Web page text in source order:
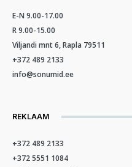
E-N 9.00-17.00
R 9.00-15.00
Viljandi mnt 6, Rapla 79511
+372 489 2133
info@sonumid.ee
REKLAAM
+372 489 2133
+372 5551 1084